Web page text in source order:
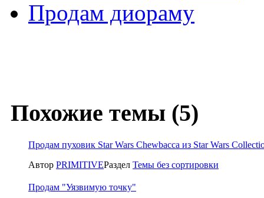
Продам диораму
Похожие темы (5)
Продам пуховик Star Wars Chewbacca из Star Wars
Автор PRIMITIVEРаздел Темы без сортировки
Продам "Уязвимую точку"